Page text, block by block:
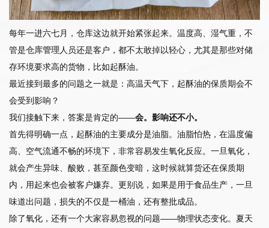
每年一进六七月，仓库这边就开始紧张起来。温度高、湿气重，不
管是仓库管理人员还是客户，都不太敢掉以轻心，尤其是那些对储
存环境要求高的货物，比如起酥油。
最近接到最多的问题之一就是：高温天气下，起酥油的保质期会不
会受到影响？
我们接触下来，答案是肯定的——会。影响还不小。
首先得明确一点，起酥油的主要成分是油脂。油脂怕热，在温度偏
高、空气流通不畅的环境下，非常容易发生氧化反应。一旦氧化，
就会产生异味、酸败，甚至颜色变暗，这时候就算货还在保质期
内，用起来也会被客户嫌弃。更别说，如果是用于食品生产，一旦
味道出问题，损失的不仅是一桶油，还有整批成品。
除了氧化，还有一个大家容易忽视的问题——物理状态变化。夏天